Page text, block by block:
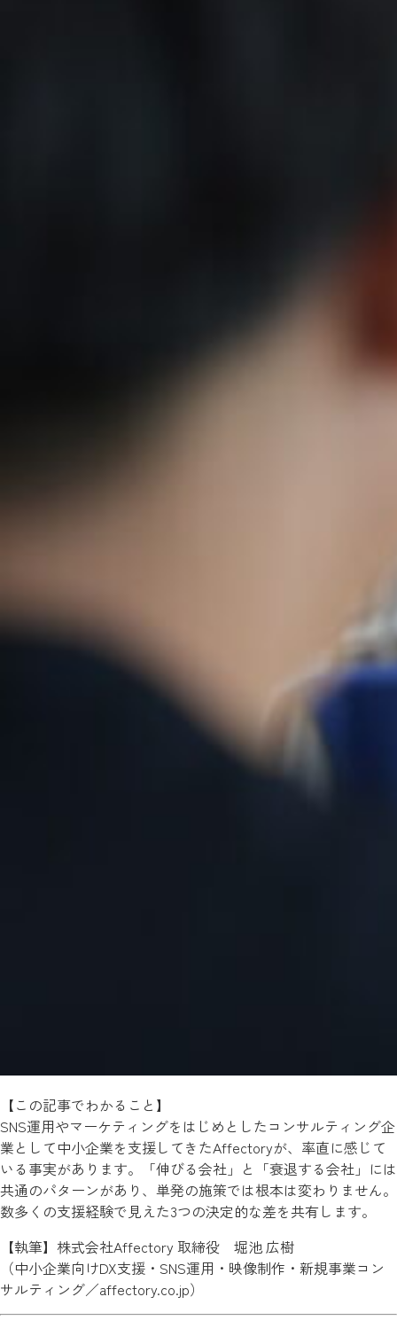
【この記事でわかること】
SNS運用やマーケティングをはじめとしたコンサルティング企
業として中小企業を支援してきたAffectoryが、率直に感じて
いる事実があります。「伸びる会社」と「衰退する会社」には
共通のパターンがあり、単発の施策では根本は変わりません。
数多くの支援経験で見えた3つの決定的な差を共有します。
【執筆】株式会社Affectory 取締役 堀池 広樹
（中小企業向けDX支援・SNS運用・映像制作・新規事業コン
サルティング／affectory.co.jp）